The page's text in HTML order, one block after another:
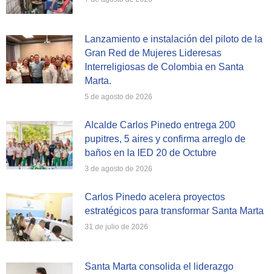
Lanzamiento e instalación del piloto de la
Gran Red de Mujeres Lideresas
Interreligiosas de Colombia en Santa
Marta.
5 de agosto de 2026
Alcalde Carlos Pinedo entrega 200
pupitres, 5 aires y confirma arreglo de
baños en la IED 20 de Octubre
3 de agosto de 2026
Carlos Pinedo acelera proyectos
estratégicos para transformar Santa Marta
31 de julio de 2026
Santa Marta consolida el liderazgo